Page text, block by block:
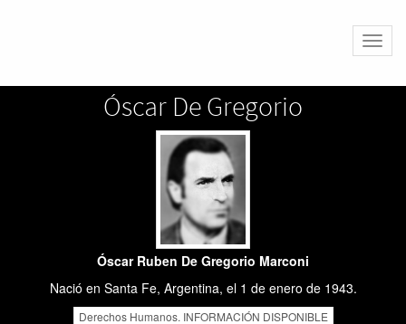
Óscar De Gregorio
Óscar Ruben De Gregorio Marconi
Nació en Santa Fe, Argentina, el 1 de enero de 1943.
Derechos Humanos. INFORMACIÓN DISPONIBLE